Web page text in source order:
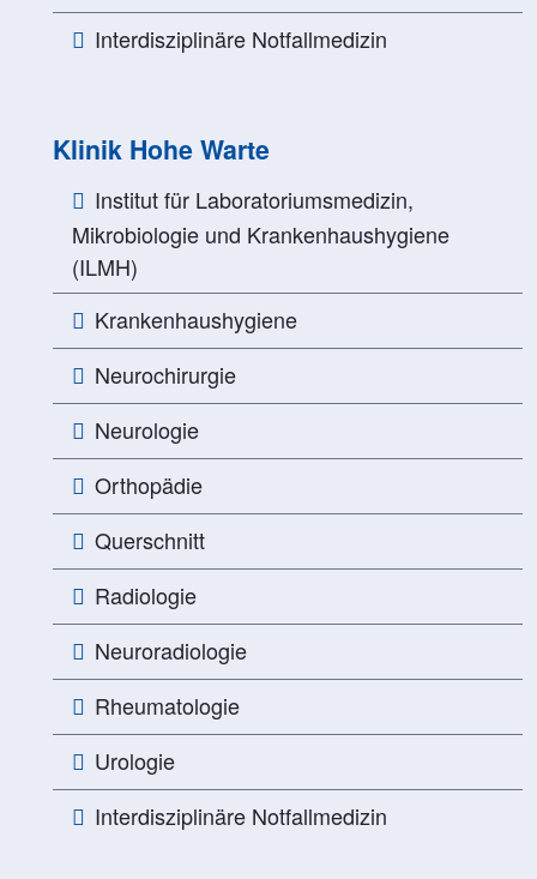
Interdisziplinäre Notfallmedizin
Klinik Hohe Warte
Institut für Laboratoriumsmedizin,
Mikrobiologie und Krankenhaushygiene
(ILMH)
Krankenhaushygiene
Neurochirurgie
Neurologie
Orthopädie
Querschnitt
Radiologie
Neuroradiologie
Rheumatologie
Urologie
Interdisziplinäre Notfallmedizin